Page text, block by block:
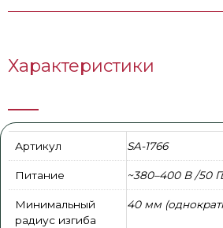
Характеристики
Артикул SA-1766
Питание ~380–400 В /50
Минимальный
радиус изгиба
40 мм